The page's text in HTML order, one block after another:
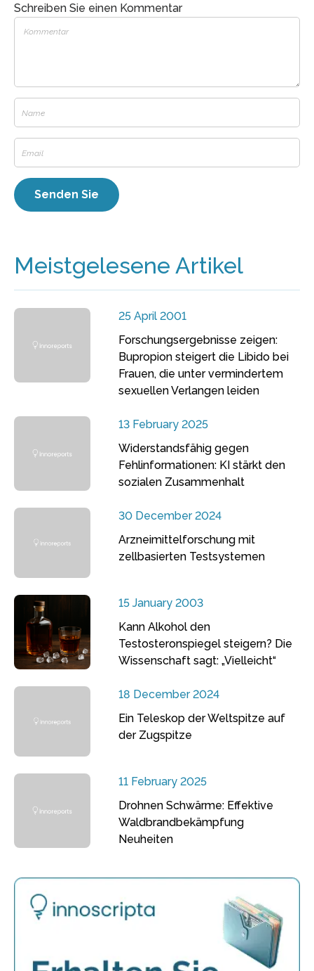
Schreiben Sie einen Kommentar
Meistgelesene Artikel
25 April 2001
Forschungsergebnisse zeigen:
Bupropion steigert die Libido bei
Frauen, die unter vermindertem
sexuellen Verlangen leiden
13 February 2025
Widerstandsfähig gegen
Fehlinformationen: KI stärkt den
sozialen Zusammenhalt
30 December 2024
Arzneimittelforschung mit
zellbasierten Testsystemen
15 January 2003
Kann Alkohol den
Testosteronspiegel steigern? Die
Wissenschaft sagt: „Vielleicht“
18 December 2024
Ein Teleskop der Weltspitze auf
der Zugspitze
11 February 2025
Drohnen Schwärme: Effektive
Waldbrandbekämpfung
Neuheiten